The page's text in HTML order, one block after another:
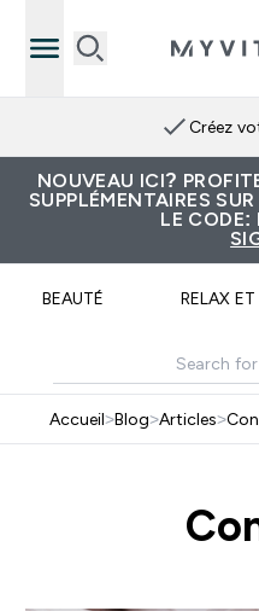
Créez
NOUVEAU ICI?
SUPPLÉMENTAIRES
LE CODE:
BEAUTÉ RELAX ET
Accueil>Blog>Articles>